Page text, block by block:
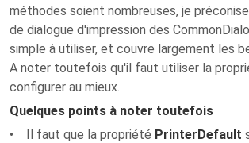
méthodes soient nombreuses, je
de dialogue d'impression des
simple à utiliser, et couvre largement les
A noter toutefois qu'il faut utiliser la
configurer au mieux.
Quelques points à noter toutefois
• Il faut que la propriété PrinterDefault